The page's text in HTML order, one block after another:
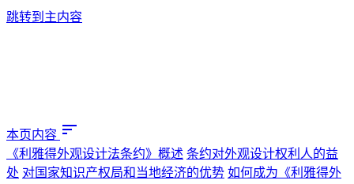
跳转到主内容
本页内容 sort
《利雅得外观设计法条约》概述 条约对外观设计权利人的益
处 对国家知识产权局和当地经济的优势 如何成为《利雅得外